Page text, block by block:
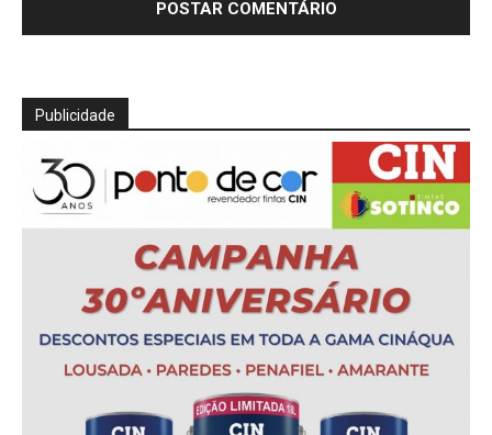
Publicidade